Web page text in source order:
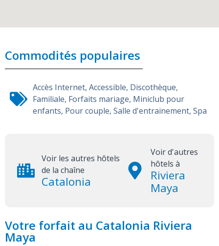
Commodités populaires
Accès Internet, Accessible, Discothèque,
Familiale, Forfaits mariage, Miniclub pour
enfants, Pour couple, Salle d'entrainement, Spa
Voir les autres hôtels
de la chaîne
Catalonia
Voir d'autres
hôtels à
Riviera
Maya
Votre forfait au Catalonia Riviera
Maya